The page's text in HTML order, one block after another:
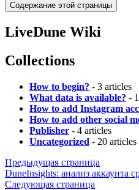
Содержание этой страницы
LiveDune Wiki
Collections
How to begin? - 3 articles
What data is available? -
How to add Instagram
How to add other social
Publisher - 4 articles
Uncategorized - 20 articles
Предыдущая страница
DuneInsights: анализ аккаунта
Следующая страница